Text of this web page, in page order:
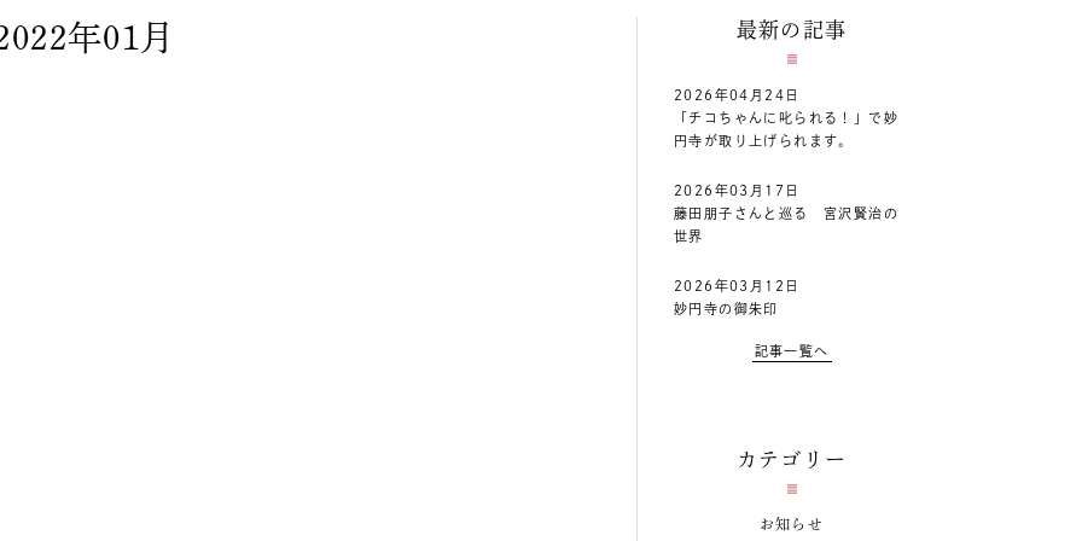
年01月 最新の記事
2026年04月24日
「チコちゃんに叱られる！」で妙
円寺が取り上げられます。
2026年03月17日
藤田朋子さんと巡る 宮沢賢治の
世界
2026年03月12日
妙円寺の御朱印
記事一覧へ
カテゴリー
お知らせ